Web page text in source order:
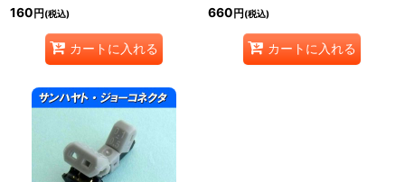
160円(税込)
カートに入れる
660円(税込)
カートに入れる